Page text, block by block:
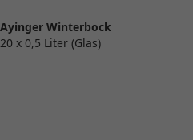
Ayinger Winterbock
20 x 0,5 Liter (Glas)